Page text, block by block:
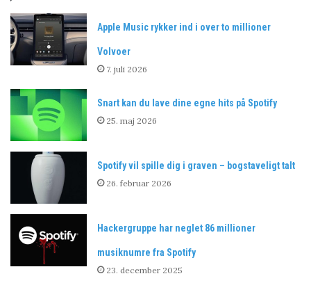
Apple Music rykker ind i over to millioner
Volvoer
7. juli 2026
Snart kan du lave dine egne hits på Spotify
25. maj 2026
Spotify vil spille dig i graven – bogstaveligt talt
26. februar 2026
Hackergruppe har neglet 86 millioner
musiknumre fra Spotify
23. december 2025